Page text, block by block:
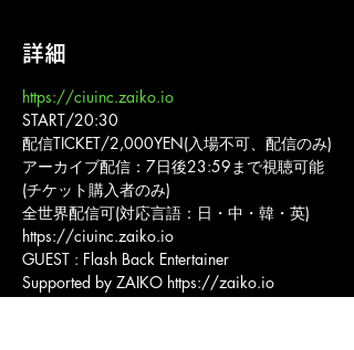
詳細
https://ciuinc.zaiko.io
START/20:30
配信TICKET/2,000YEN(入場不可、配信のみ)
アーカイブ配信：7日後23:59まで視聴可能
(チケット購入者のみ)
全世界配信可(対応言語：日・中・韓・英)
https://ciuinc.zaiko.io
GUEST : Flash Back Entertainer
Supported by ZAIKO https://zaiko.io